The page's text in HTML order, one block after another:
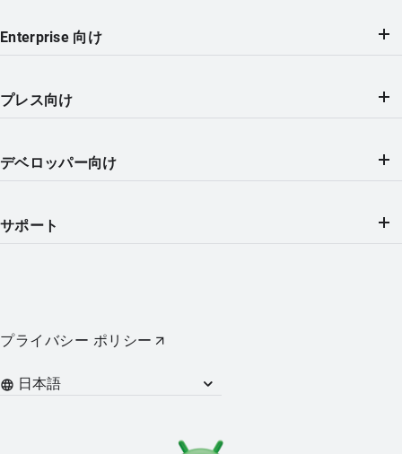
Enterprise 向け
プレス向け
デベロッパー向け
サポート
プライバシー ポリシー
Languages